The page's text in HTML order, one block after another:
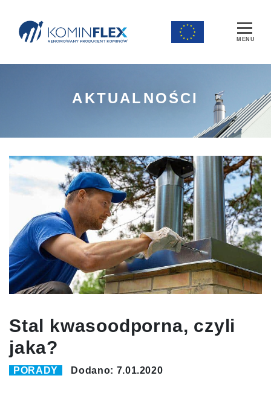
Main Navigation
AKTUALNOŚCI
Stal kwasoodporna, czyli
jaka?
PORADY Dodano: 7.01.2020